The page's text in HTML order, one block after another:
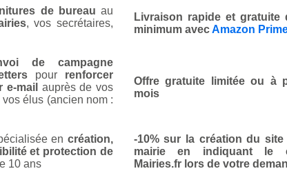
de bureau au
, vos secrétaires,
Livraison rapide et gratuite
minimum avecAmazon
de campagne
pour renforcer
e-mail auprès de vos
élus (ancien nom :
Offre gratuite limitée ou à
mois
en création,
et protection de
10 ans
-10% sur la création du
mairie en indiquant le
Mairies.fr lors de votre